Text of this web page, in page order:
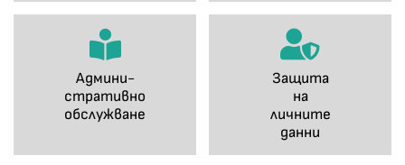
Админи-
стративно
обслужване
Защита
на
личните
данни